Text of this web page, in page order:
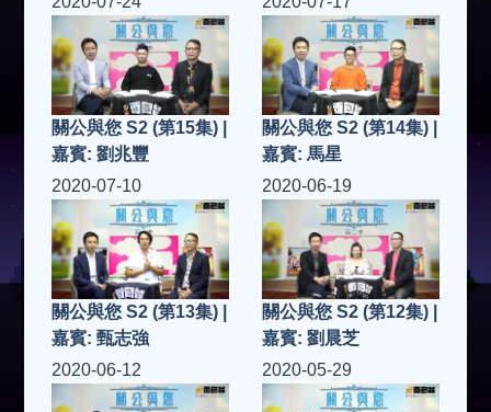
關公與您 S2 (第15集) |
嘉賓: 劉兆豐
關公與您 S2 (第14集) |
嘉賓: 馬星
2020-07-10
關公與您 S2 (第13集) |
嘉賓: 甄志強
2020-06-19
關公與您 S2 (第12集) |
嘉賓: 劉晨芝
2020-06-12
2020-05-29